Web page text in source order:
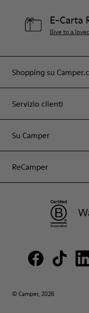
Shopping su
Servizio clienti
Su Camper
ReCamper
E-Carta
Give to a
© Camper, 2026